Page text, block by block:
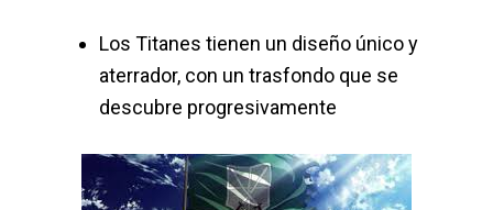
Los Titanes tienen un diseño único y
aterrador, con un trasfondo que se
descubre progresivamente